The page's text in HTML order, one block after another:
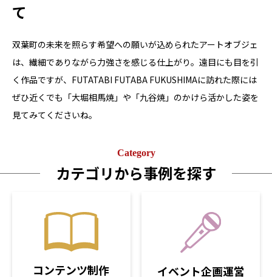
て
双葉町の未来を照らす希望への願いが込められたアートオブジェ
は、繊細でありながら力強さを感じる仕上がり。遠目にも目を引
く作品ですが、FUTATABI FUTABA FUKUSHIMAに訪れた際には
ぜひ近くでも「大堀相馬焼」や「九谷焼」のかけら活かした姿を
見てみてくださいね。
Category
カテゴリから事例を探す
コンテンツ制作 イベント企画運営